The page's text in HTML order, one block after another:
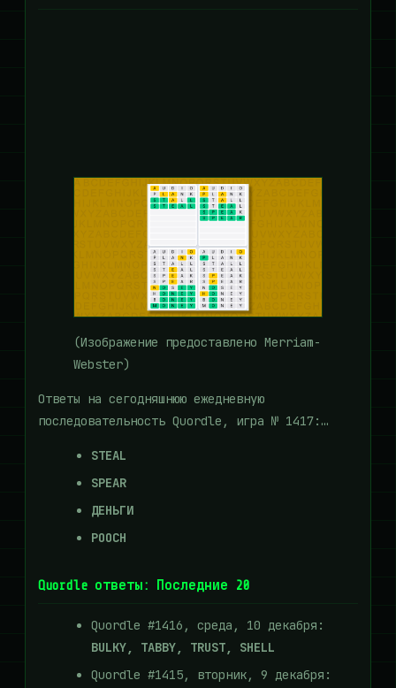
(Изображение предоставлено Merriam-
Webster)
Ответы на сегодняшнюю ежедневную
последовательность Quordle, игра № 1417:…
STEAL
SPEAR
ДЕНЬГИ
POOCH
Quordle ответы: Последние 20
Quordle #1416, среда, 10 декабря:
BULKY, TABBY, TRUST, SHELL
Quordle #1415, вторник, 9 декабря: